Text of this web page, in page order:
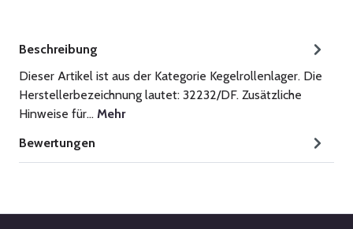
Beschreibung
Dieser Artikel ist aus der Kategorie Kegelrollenlager. Die
Herstellerbezeichnung lautet: 32232/DF. Zusätzliche
Hinweise für… Mehr
Bewertungen